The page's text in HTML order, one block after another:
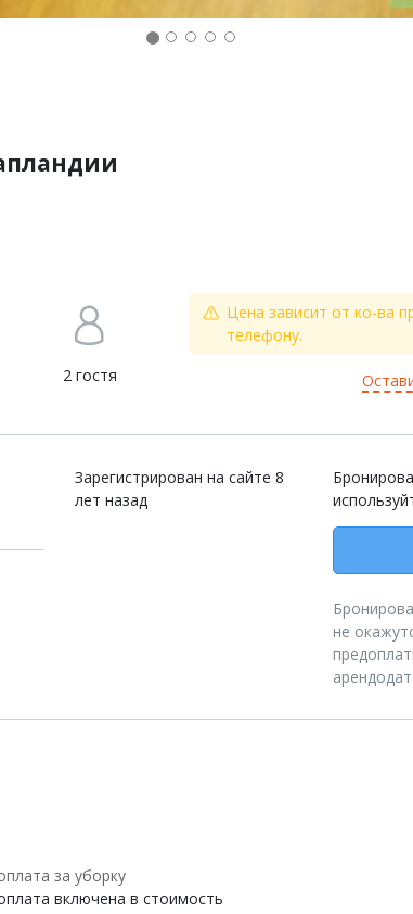
2 гостя
Цена зависит от ко-ва
телефону.
Зарегистрирован на сайте 8
лет назад
не
за уборку
включена в стоимость